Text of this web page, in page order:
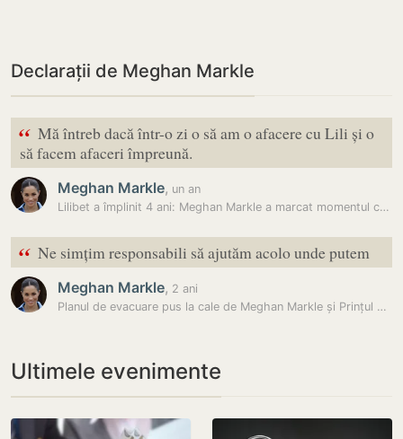
Declarații de Meghan Markle
“ Mă întreb dacă într-o zi o să am o afacere cu Lili și o
să facem afaceri împreună.
Meghan Markle, un an
Lilibet a împlinit 4 ani: Meghan Markle a marcat momentul cu o imagine…
“ Ne simțim responsabili să ajutăm acolo unde putem
Meghan Markle, 2 ani
Planul de evacuare pus la cale de Meghan Markle și Prințul Harry după…
Ultimele evenimente